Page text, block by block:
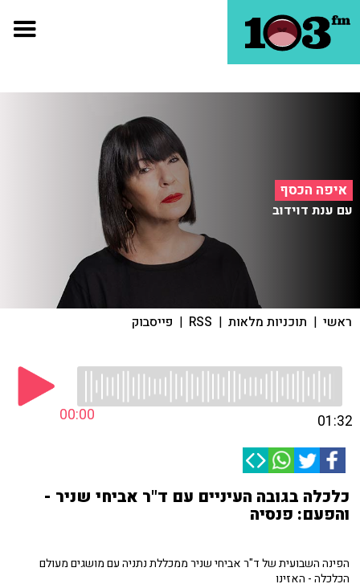
איפה הכסף
עם ענת דוידוב
ראשי | תוכניות מלאות |
RSS
| פייסבוק
00:00 01:32
כלכלה בגובה העיניים עם ד"ר אביחי שניר -
והפעם: פנסיה
הפינה השבועית של ד"ר אביחי שניר ממכללת נתניה עם מושגים מעולם
הכלכלה - האזינו